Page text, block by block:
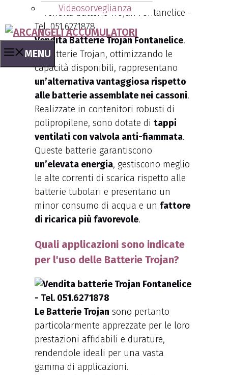
Videosorveglianza
MENU
Vendita Batterie Trojan Fontanelice.
Le batterie Trojan, ottimizzando le
capacità disponibili, rappresentano
un’alternativa vantaggiosa rispetto
alle batterie assemblate nei cassoni.
Realizzate in contenitori robusti di
polipropilene, sono dotate di tappi
ventilati con valvola anti-fiammata.
Queste batterie garantiscono
un’elevata energia, gestiscono meglio
le alte correnti di scarica rispetto alle
batterie tubolari e presentano un
minor consumo di acqua e un fattore
di ricarica più favorevole.
Quali applicazioni sono indicate
per l'uso delle Batterie Trojan?
Le Batterie Trojan sono pertanto
particolarmente apprezzate per le loro
prestazioni affidabili e durature,
rendendole ideali per una vasta
gamma di applicazioni.